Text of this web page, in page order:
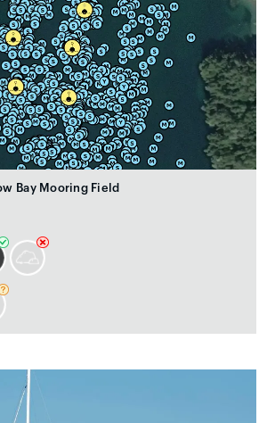
Bay Mooring Field